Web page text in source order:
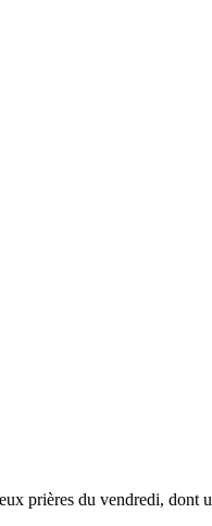
prières du vendredi, dont